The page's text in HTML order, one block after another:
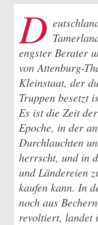
D
engster Berater
von Attenburg-
Kleinstaat, der
Truppen besetzt
Es ist die Zeit
Epoche, in der
Durchlauchten
herrscht, und in
und Ländereien
kaufen kann. In
noch aus
revoltiert, landet